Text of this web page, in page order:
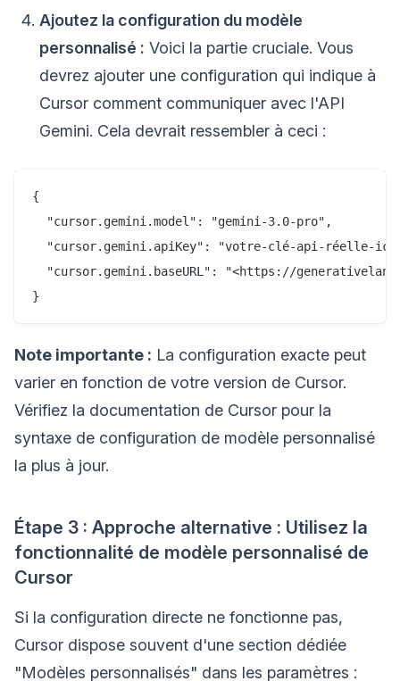
Ajoutez la configuration du modèle
personnalisé : Voici la partie cruciale. Vous
devrez ajouter une configuration qui indique à
Cursor comment communiquer avec l'API
Gemini. Cela devrait ressembler à ceci :
{
  "cursor.gemini.model": "gemini-3.0-pro",
"cursor.gemini.apiKey": "votre-clé-api-réelle-
"cursor.gemini.baseURL": "<https://
Note importante : La configuration exacte peut
varier en fonction de votre version de Cursor.
Vérifiez la documentation de Cursor pour la
syntaxe de configuration de modèle personnalisé
la plus à jour.
Étape 3 : Approche alternative : Utilisez la
fonctionnalité de modèle personnalisé de
Cursor
Si la configuration directe ne fonctionne pas,
Cursor dispose souvent d'une section dédiée
"Modèles personnalisés" dans les paramètres :